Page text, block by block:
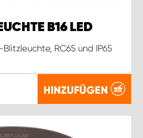
B16 LED
RC65 und IP65
HINZUFÜGEN